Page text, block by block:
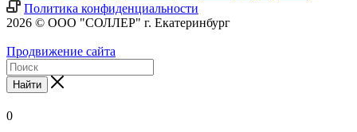
Политика конфиденциальности
2026 © ООО "СОЛЛЕР" г. Екатеринбург
Продвижение сайта
Найти
0